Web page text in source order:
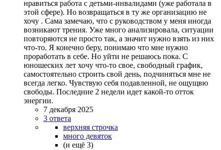
нравиться работа с детьми-инвалидами (уже работала в
этой сфере). Но возвращаться в ту же организацию не
хочу . Сама замечаю, что с руководством у меня иногда
возникают трения. Уже много анализировала, ситуации
повторяются не просто так, а значит нужно взять из них
что-то. Я конечно беру, понимаю что мне нужно
проработать в себе. Но уйти не решаюсь пока. С
юношеских лет хочу что-то свое, свободный график,
самостоятельно строить свой день, подчиняться мне не
всегда легко. Чувствую себя подавленной, не ощущвю
свободы. Последние 2 недели идет какой-то отток
энергии.
7 декабря 2025
3 ответа
верхняя строчка
много девяток
(и ещё 3)